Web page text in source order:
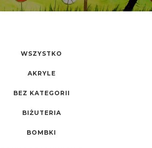
WSZYSTKO
AKRYLE
BEZ KATEGORII
BIŻUTERIA
BOMBKI